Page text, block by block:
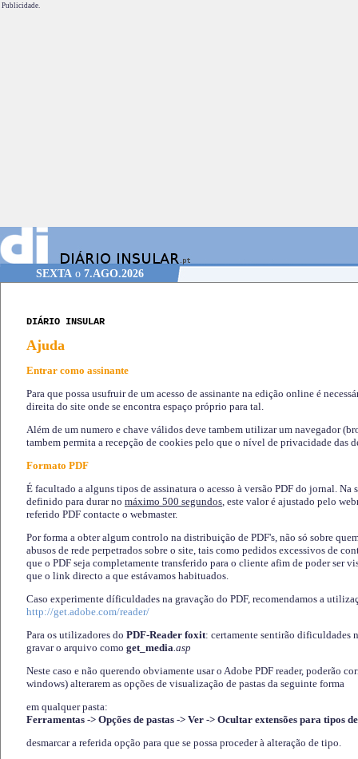
Publicidade.
SEXTA o 7.AGO.2026
DIÁRIO INSULAR
Ajuda
Entrar como assinante
Para que possa usufruir de um acesso de assinante na edição online é
direita do site onde se encontra espaço próprio para tal.
Além de um numero e chave válidos deve tambem utilizar um navegador
tambem permita a recepção de cookies pelo que o nível de privacidade das
Formato PDF
É facultado a alguns tipos de assinatura o acesso à versão PDF do jornal. Na
definido para durar no máximo 500 segundos, este valor é ajustado pelo
referido PDF contacte o webmaster.
Por forma a obter algum controlo na distribuição de PDF's, não só sobre
abusos de rede perpetrados sobre o site, tais como pedidos excessivos de
que o PDF seja completamente transferido para o cliente afim de poder ser
que o link directo a que estávamos habituados.
Caso experimente díficuldades na gravação do PDF, recomendamos a
http://get.adobe.com/reader/
Para os utilizadores do PDF-Reader foxit: certamente sentirão dificuldades
gravar o arquivo como get_media.asp
Neste caso e não querendo obviamente usar o Adobe PDF reader, poderão
windows) alterarem as opções de visualização de pastas da seguinte forma
em qualquer pasta:
Ferramentas -> Opções de pastas -> Ver -> Ocultar extensões para tipos
desmarcar a referida opção para que se possa proceder à alteração de tipo.